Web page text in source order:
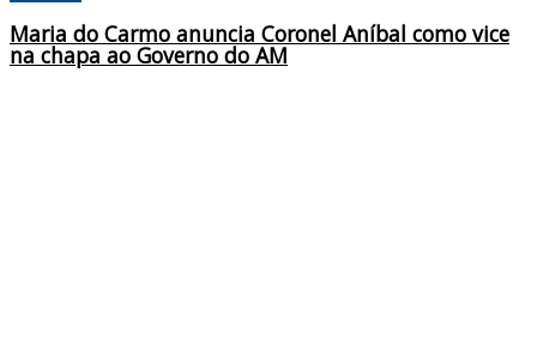
Maria do Carmo anuncia Coronel Aníbal como vice
na chapa ao Governo do AM